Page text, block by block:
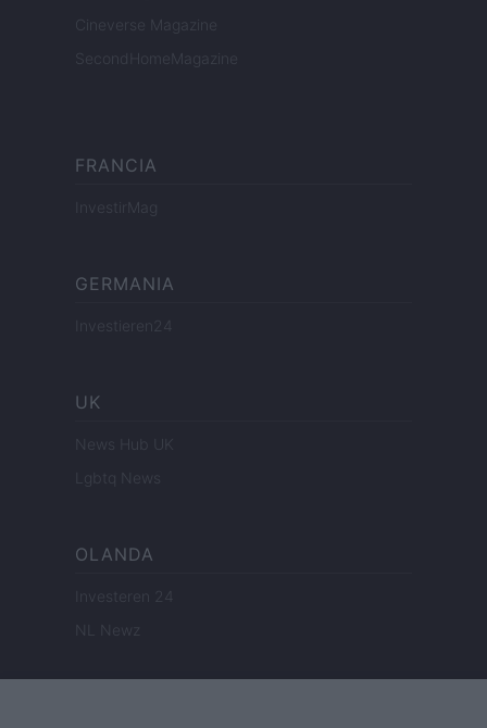
Cineverse Magazine
SecondHomeMagazine
FRANCIA
InvestirMag
GERMANIA
Investieren24
UK
News Hub UK
Lgbtq News
OLANDA
Investeren 24
NL Newz